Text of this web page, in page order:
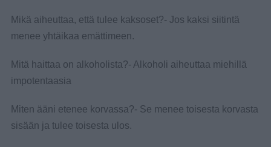
Mikä aiheuttaa, että tulee kaksoset?- Jos kaksi siitintä
menee yhtäikaa emättimeen.
Mitä haittaa on alkoholista?- Alkoholi aiheuttaa miehillä
impotentaasia
Miten ääni etenee korvassa?- Se menee toisesta korvasta
sisään ja tulee toisesta ulos.